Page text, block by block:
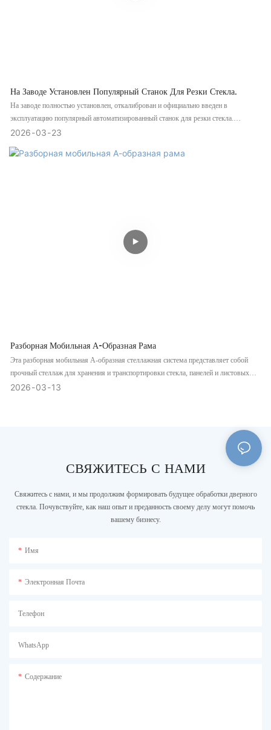
На Заводе Установлен Популярный Станок Для Резки Стекла.
На заводе полностью установлен, откалиброван и официально введен в
эксплуатацию популярный автоматизированный станок для резки стекла.
Благодаря высокой точности, стабильной работе и интеллектуальному
производительность, снизить потери материала и поддержать
2026 03 23
Разборная Мобильная А-Образная Рама
Эта разборная мобильная А-образная стеллажная система представляет собой
прочный стеллаж для хранения и транспортировки стекла, панелей и листовых
материалов. Она отличается прочной стальной конструкцией, быстрой разборкой
вилочного погрузчика для безопасной погрузки/разгрузки. Стабильная,
долговечная и простая в сборке, она широко используется в стекольной
2026 03 13
СВЯЖИТЕСЬ С НАМИ
Свяжитесь с нами, и мы продолжим формировать будущее обработки дверного
стекла. Почувствуйте, как наш опыт и преданность своему делу могут помочь
вашему бизнесу.
Имя
Электронная Почта
Телефон
WhatsApp
Содержание